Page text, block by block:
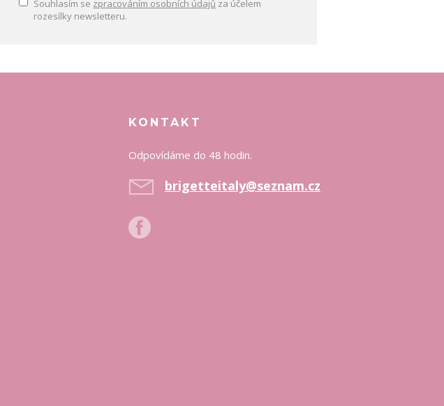
Souhlasím se zpracováním osobních údajů za účelem
rozesílky newsletteru.
KONTAKT
Odpovídáme do 48 hodin.
brigetteitaly@seznam.cz